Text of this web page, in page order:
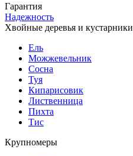
Гарантия
Надежность
Хвойные деревья и кустарники
Ель
Можжевельник
Сосна
Туя
Кипарисовик
Лиственница
Пихта
Тис
Крупномеры